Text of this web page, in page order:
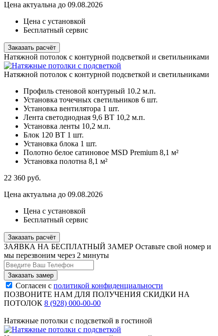
Цена актуальна до 09.08.2026
Цена с установкой
Бесплатный сервис
Заказать расчёт
Натяжной потолок с контурной подсветкой и светильниками
Натяжной потолок с контурной подсветкой и светильниками
Профиль стеновой контурный 10.2 м.п.
Установка точечных светильников 6 шт.
Установка вентилятора 1 шт.
Лента светодиодная 9,6 ВТ 10,2 м.п.
Установка ленты 10,2 м.п.
Блок 120 ВТ 1 шт.
Установка блока 1 шт.
Полотно белое сатиновое MSD Premium 8,1 м²
Установка полотна 8,1 м²
22 360 руб.
Цена актуальна до 09.08.2026
Цена с установкой
Бесплатный сервис
Заказать расчёт
ЗАЯВКА НА БЕСПЛАТНЫЙ ЗАМЕР Оставьте свой номер и
мы перезвоним через 2 минуты
Согласен с политикой конфиденциальности
ПОЗВОНИТЕ НАМ ДЛЯ ПОЛУЧЕНИЯ СКИДКИ НА
ПОТОЛОК 8 (928) 000-00-00
Натяжные потолки с подсветкой в гостиной